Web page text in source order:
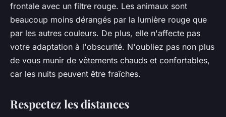
frontale avec un filtre rouge. Les animaux sont
beaucoup moins dérangés par la lumière rouge que
par les autres couleurs. De plus, elle n'affecte pas
votre adaptation à l'obscurité. N'oubliez pas non plus
de vous munir de vêtements chauds et confortables,
car les nuits peuvent être fraîches.
Respectez les distances